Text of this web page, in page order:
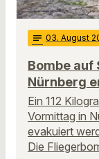
notes 03. August
Bombe auf
Nürnberg
Ein 112
Vormittag in
evakuiert
Die